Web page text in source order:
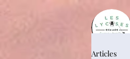
Articles